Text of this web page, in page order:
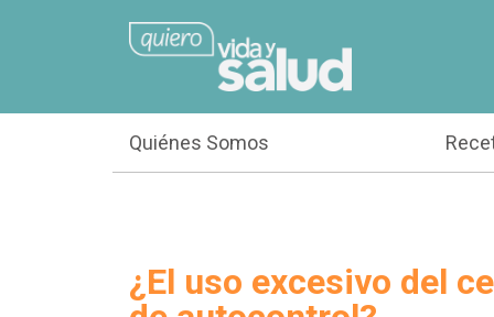
Quiénes Somos
¿El uso excesivo del